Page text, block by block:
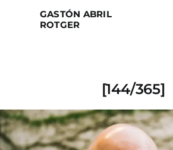
GASTÓN ABRIL
ROTGER
Blog
[144/365]